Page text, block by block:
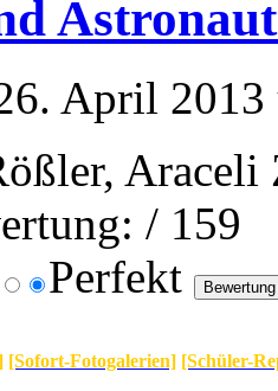
April
/ 159
Perfekt
[Sofort-Fotogalerien] [Schüler-